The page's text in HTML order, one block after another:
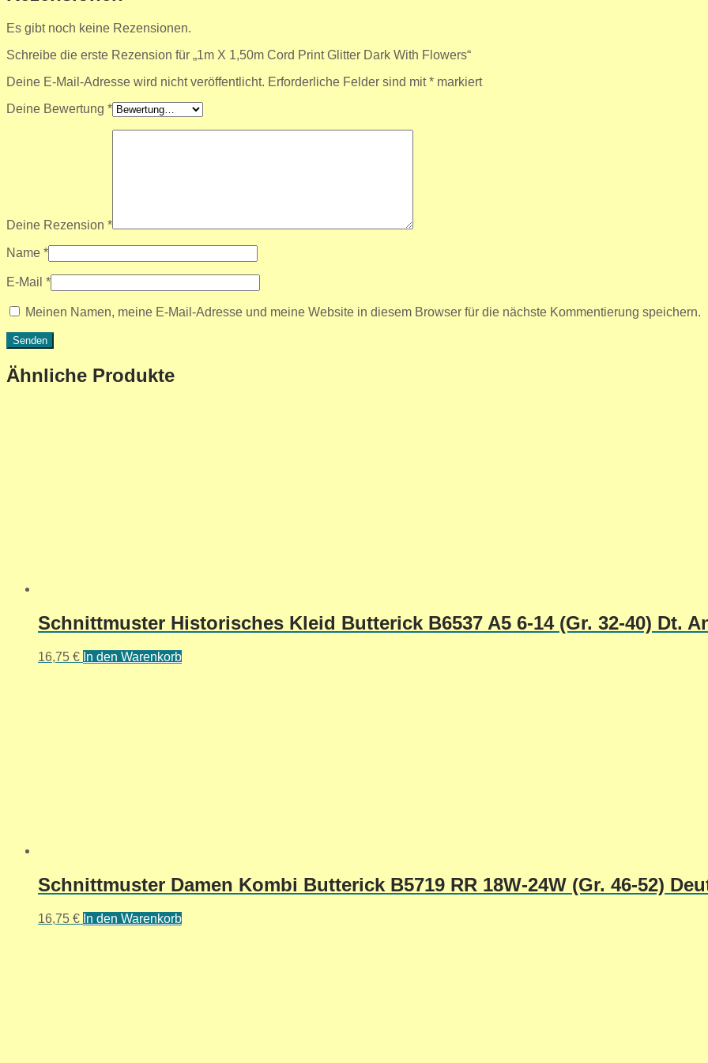
Es gibt noch keine Rezensionen.
Schreibe die erste Rezension für „1m X 1,50m Cord Print Glitter Dark With Flowers“
Deine E-Mail-Adresse wird nicht veröffentlicht. Erforderliche Felder sind mit* markiert
Deine Bewertung *
Deine Rezension *
Name *
E-Mail *
Meinen Namen, meine E-Mail-Adresse und meine Website in diesem Browser für die nächste Kommentierung speichern.
Ähnliche Produkte
Schnittmuster Historisches Kleid Butterick B6537 A5 6-14 (Gr. 32-40) Dt.
16,75 € In den Warenkorb
Schnittmuster Damen Kombi Butterick B5719 RR 18W-24W (Gr. 46-52)
16,75 € In den Warenkorb